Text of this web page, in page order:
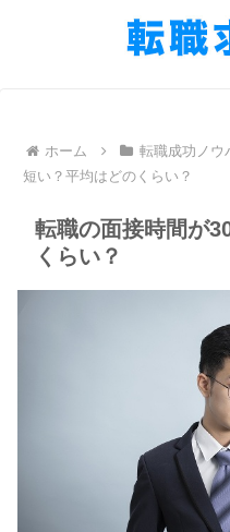
ホーム 転職成功ノウ
短い？平均はどのくらい？
転職の面接時間が
くらい？